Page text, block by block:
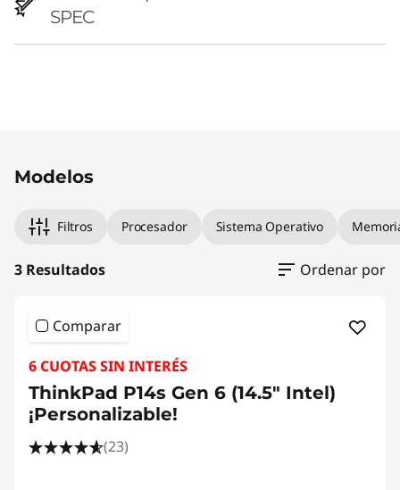
SPEC
Modelos
Filtros Procesador Sistema Operativo
3 Resultados Ordenar por
Comparar
6 CUOTAS SIN INTERÉS
ThinkPad P14s Gen 6 (14.5" Intel)
¡Personalizable!
(23)